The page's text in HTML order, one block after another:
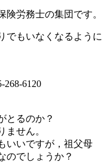
労務士の集団です。
でもいなくなるように
6120
とるのか？
ません。
いいですが，祖父母
のでしょうか？